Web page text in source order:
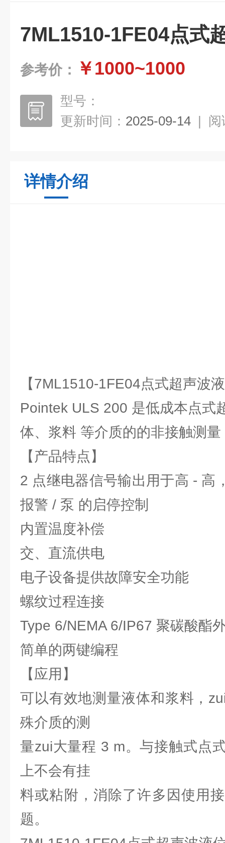
7ML1510-1FE04点式
参考价： ￥1000~1000
型号：
更新时间： 2025-09-14 | 阅
详情介绍
【7ML1510-1FE04点式超声波
Pointek ULS 200 是低成本点式
体、浆料 等介质的的非接触测量
【产品特点】
2 点继电器信号输出用于高 - 高
报警 / 泵 的启停控制
内置温度补偿
交、直流供电
电子设备提供故障安全功能
螺纹过程连接
Type 6/NEMA 6/IP67 聚碳酸酯
简单的两键编程
【应用】
可以有效地测量液体和浆料，
殊介质的测
量zui大量程 3 m。与接触式点
上不会有挂
料或粘附，消除了许多因使用
题。